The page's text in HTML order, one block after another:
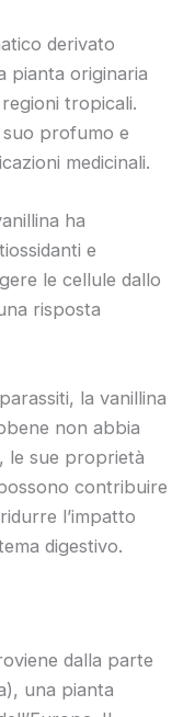
derivato
pianta originaria
tropicali.
profumo e
medicinali.
ha
e
le cellule dallo
risposta
la vanillina
non abbia
le sue proprietà
contribuire
l’impatto
digestivo.
dalla parte
una pianta